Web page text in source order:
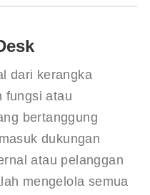
dari kerangka
fungsi atau
bertanggung
dukungan
atau pelanggan
mengelola semua